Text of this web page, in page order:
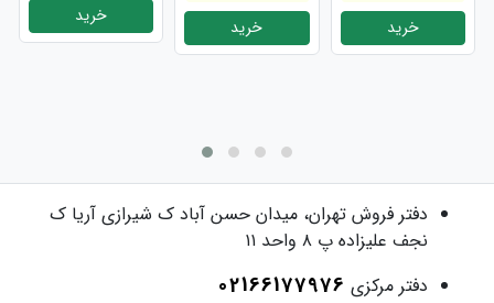
خرید خرید خرید
دفتر فروش تهران، میدان حسن آباد ک شیرازی آریا ک
نجف علیزاده پ ۸ واحد ۱۱
دفتر مرکزی 02166177976